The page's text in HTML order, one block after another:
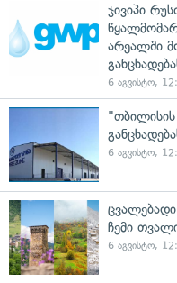
ჯივიპი
არეალში
6 აგვისტო,
6 აგვისტო,
ჩემი
6 აგვისტო,